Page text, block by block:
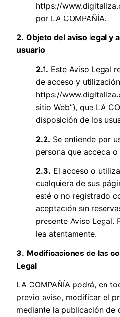
https://
por LA COMPAÑÍA.
2. Objeto del aviso legal y
usuario
2.1. Este Aviso Legal
de acceso y
https://
sitio Web”), que LA
disposición de los
2.2. Se entiende por
persona que acceda
2.3. El acceso o
cualquiera de sus
esté o no registrado
aceptación sin
presente Aviso Legal.
lea atentamente.
3. Modificaciones de las
Legal
LA COMPAÑÍA podrá, en
previo aviso, modificar el
mediante la publicación de